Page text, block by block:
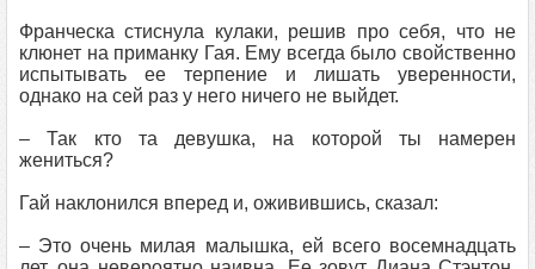
Франческа стиснула кулаки, решив про себя, что не
клюнет на приманку Гая. Ему всегда было свойственно
испытывать ее терпение и лишать уверенности,
однако на сей раз у него ничего не выйдет.
– Так кто та девушка, на которой ты намерен
жениться?
Гай наклонился вперед и, оживившись, сказал:
– Это очень милая малышка, ей всего восемнадцать